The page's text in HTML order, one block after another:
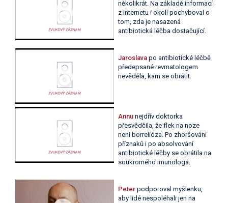
několikrát. Na základě informací
z internetu i okolí pochyboval o
tom, zda je nasazená
antibiotická léčba dostačující.
Jaroslava po antibiotické léčbě
předepsané revmatologem
nevěděla, kam se obrátit.
Annu nejdřív doktorka
přesvědčila, že flek na noze
není borrelióza. Po zhoršování
příznaků i po absolvování
antibiotické léčby se obrátila na
soukromého imunologa.
Peter podporoval myšlenku,
aby lidé nespoléhali jen na